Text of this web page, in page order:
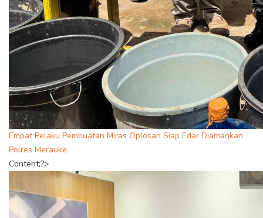
Empat Pelaku Pembuatan Miras Oplosan Siap Edar Diamankan
Polres Merauke
Content;?>